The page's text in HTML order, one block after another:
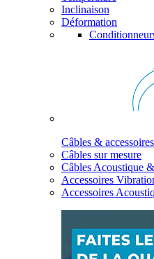
Inclinaison
Déformation
Câbles & accessoires
Câbles sur mesure
Câbles Acoustique
Accessoires
Accessoires